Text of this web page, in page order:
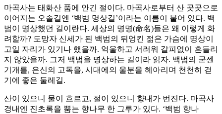
마곡사는 태화산 품에 안긴 절이다. 마곡사로부터 산 곳곳으로
이어지는 오솔길엔 ‘백범 명상길’이라는 이름이 붙어 있다. 백
범이 명상했던 길이란다. 세상의 명명(命名)들은 왜 이렇게 화
려할까? 도망자 신세가 된 백범의 뒤엉킨 젊은 가슴에 명상이
고일 자리가 있기나 했을까. 억울하고 서러워 갈피없이 흔들리
지 않았을까. 그저 백범을 명상하는 길이라 읽자. 백범의 굳센
기개를, 은신의 고독을, 시대에의 울분을 헤아리며 천천히 걷
기에 좋은 둘레길.
산이 있으니 물이 흐르고, 절이 있으니 향내가 번진다. 마곡사
경내엔 진초록을 뿜는 향나무 한 그루가 있다. ‘백범 향나